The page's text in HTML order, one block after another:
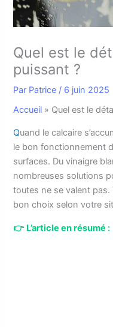
Quel est le
puissant ?
Par Patrice / 6 juin 2025
Accueil » Quel est le
Quand le calcaire
le bon fonctionnement
surfaces. Du vinaigre
nombreuses solutions
toutes ne se valent pas.
bon choix selon votre
👉 L’article en résumé :